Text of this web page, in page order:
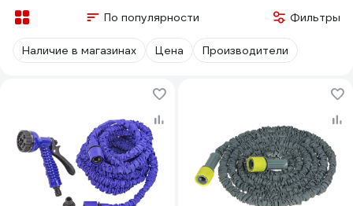
По популярности Фильтры
Наличие в магазинах Цена Производители